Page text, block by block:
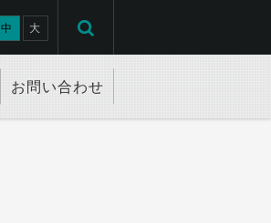
中 大
お問い合わせ